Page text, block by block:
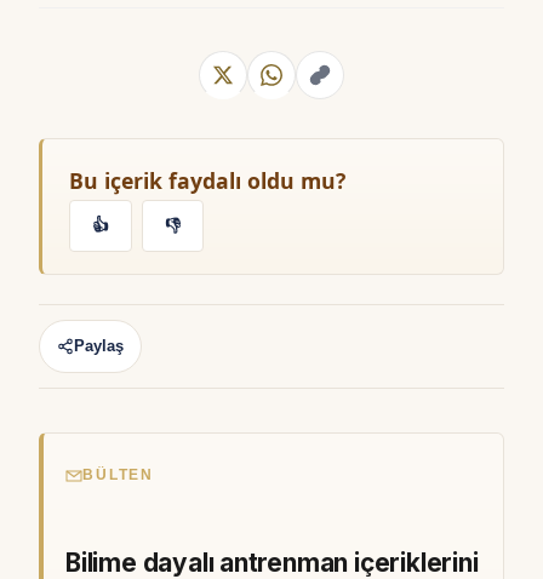
Bu içerik faydalı oldu mu?
👍 👎
Paylaş
BÜLTEN
Bilime dayalı antrenman içeriklerini